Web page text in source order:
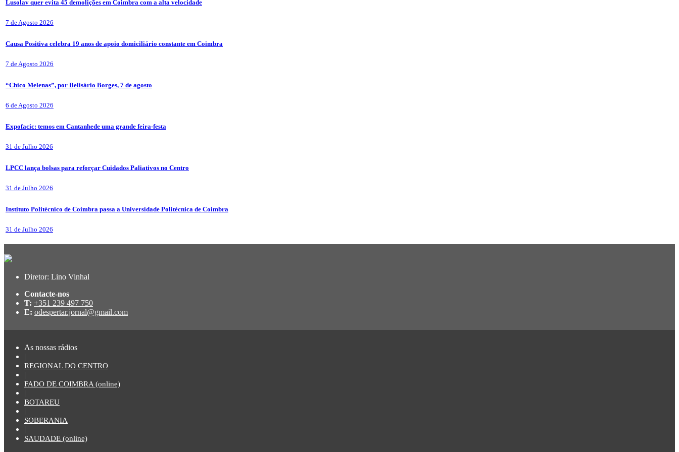
Lusolav quer evita 45 demolições em Coimbra com a alta velocidade
7 de Agosto 2026
Causa Positiva celebra 19 anos de apoio domiciliário constante em Coimbra
7 de Agosto 2026
“Chico Melenas”, por Belisário Borges, 7 de agosto
6 de Agosto 2026
Expofacic: temos em Cantanhede uma grande feira-festa
31 de Julho 2026
LPCC lança bolsas para reforçar Cuidados Paliativos no Centro
31 de Julho 2026
Instituto Politécnico de Coimbra passa a Universidade Politécnica de Coimbra
31 de Julho 2026
Diretor: Lino Vinhal
Contacte-nos
T: +351 239 497 750
E: odespertar.jornal@gmail.com
As nossas rádios
|
REGIONAL DO CENTRO
|
FADO DE COIMBRA (online)
|
BOTAREU
|
SOBERANIA
|
SAUDADE (online)